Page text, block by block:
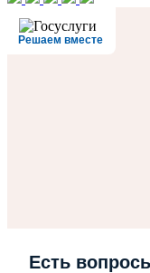
Решаем вместе
Есть